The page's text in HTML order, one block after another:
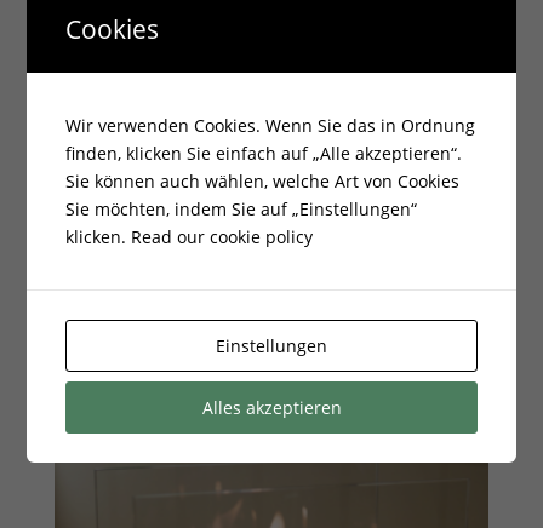
Zertifikat:
Breite cm:
47.000000
Hersteller:
https://kratki.com/de/tischkamin-
bioethanol-biomisa-mini-tuv-
schwarz-7956
Cookies
Wir verwenden Cookies. Wenn Sie das in Ordnung
finden, klicken Sie einfach auf „Alle akzeptieren“.
Sie können auch wählen, welche Art von Cookies
Sie möchten, indem Sie auf „Einstellungen“
klicken. Read our cookie policy
Einstellungen
Alles akzeptieren